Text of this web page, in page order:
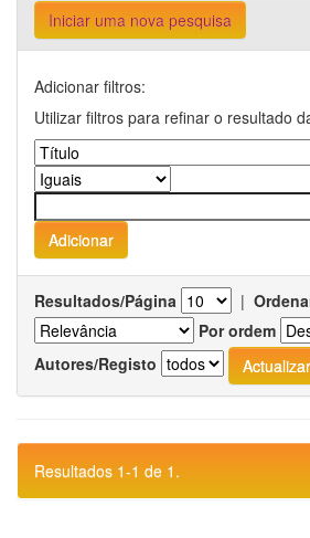
Iniciar uma nova pesquisa
Adicionar filtros:
Utilizar filtros para refinar o resultado
Resultados/Página |
Por ordem
Autores/Registo
Resultados 1-1 de 1.